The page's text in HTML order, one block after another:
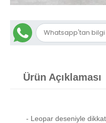
Ürün Açıklaması
- Leopar deseniyle dikkat